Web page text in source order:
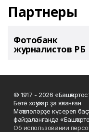
Партнеры
Фотобанк
журналистов РБ
© 1917 - 2026
Бөтә хоҡуҡтар ҙа яҡланған.
Мәҡәләләрҙе күсереп
файҙаланғанда
Об использовании